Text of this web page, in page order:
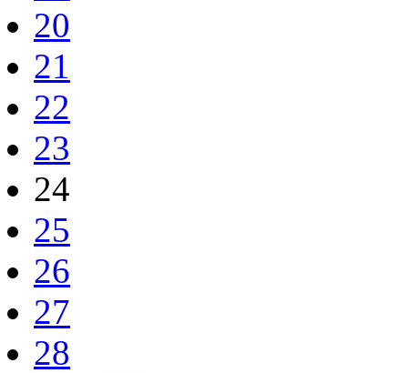
20
21
22
23
24
25
26
27
28